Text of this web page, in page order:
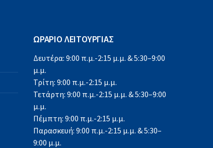
ΩΡΑΡΙΟ ΛΕΙΤΟΥΡΓΙΑΣ
Δευτέρα: 9:00 π.μ.-2:15 μ.μ. & 5:30–9:00
μ.μ.
Τρίτη: 9:00 π.μ.-2:15 μ.μ.
Τετάρτη: 9:00 π.μ.-2:15 μ.μ. & 5:30–9:00
μ.μ.
Πέμπτη: 9:00 π.μ.-2:15 μ.μ.
Παρασκευή: 9:00 π.μ.-2:15 μ.μ. & 5:30–
9:00 μ.μ.